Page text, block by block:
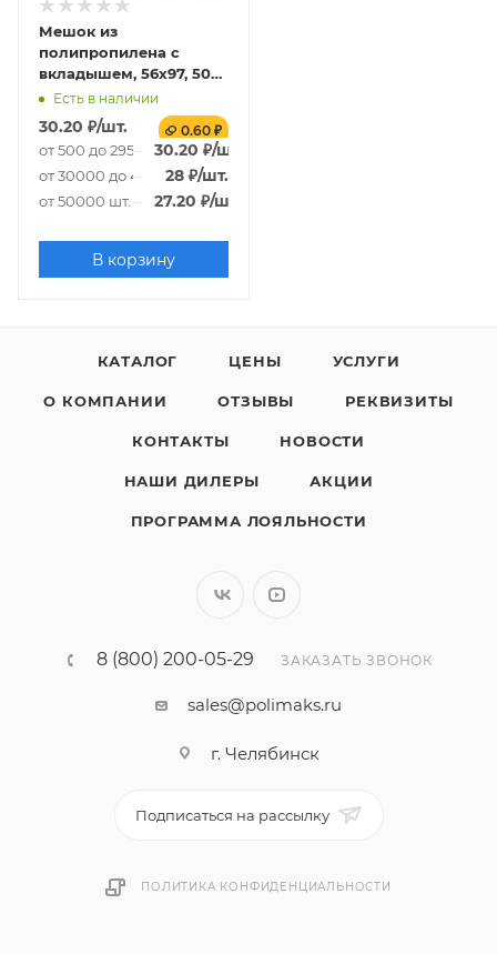
Мешок из
полипропилена с
вкладышем, 56x97, 50
кг, 90г
Есть в наличии
30.20 ₽/шт. 0.60 ₽
от 500 до 29500 шт.
30.20 ₽/шт.
от 30000 до 49500 шт.
28₽/шт.
от 50000 шт. 27.20 ₽/шт.
В корзину
КАТАЛОГ ЦЕНЫ УСЛУГИ
О КОМПАНИИ ОТЗЫВЫ РЕКВИЗИТЫ
КОНТАКТЫ НОВОСТИ
НАШИ ДИЛЕРЫ АКЦИИ
ПРОГРАММА ЛОЯЛЬНОСТИ
8 (800) 200-05-29 ЗАКАЗАТЬ ЗВОНОК
sales@polimaks.ru
г. Челябинск
Подписаться на рассылку
ПОЛИТИКА КОНФИДЕНЦИАЛЬНОСТИ